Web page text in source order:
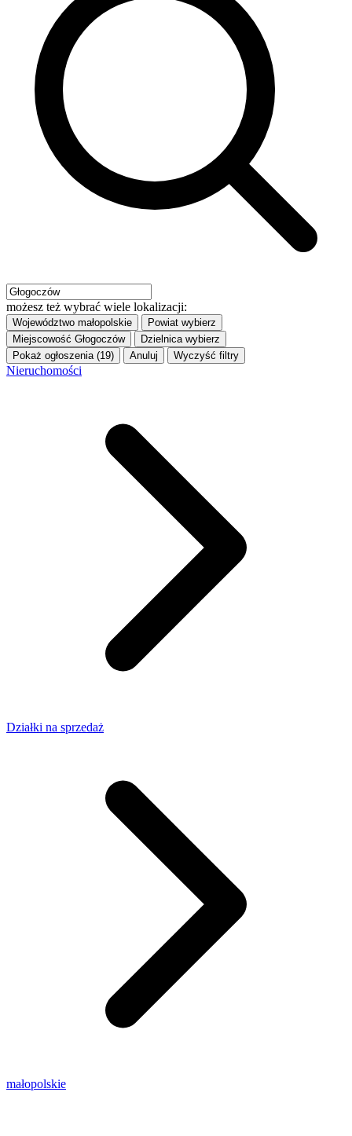
możesz też wybrać wiele lokalizacji:
Województwo małopolskie Powiat wybierz
Miejscowość Głogoczów Dzielnica wybierz
Pokaż ogłoszenia (19)
Anuluj Wyczyść filtry
Nieruchomości
Działki na sprzedaż
małopolskie